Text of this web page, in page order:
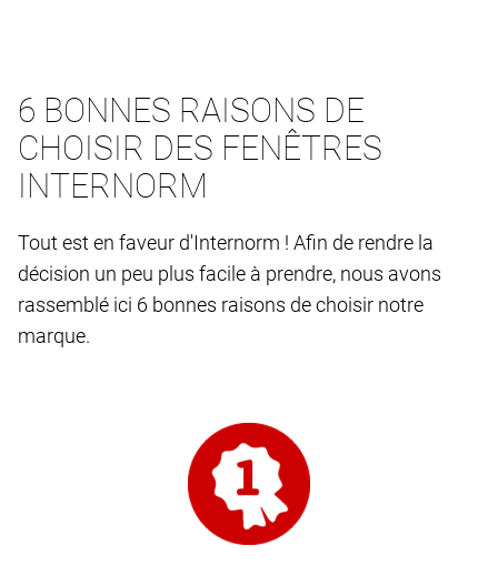
6 BONNES RAISONS DE
CHOISIR DES FENÊTRES
INTERNORM
Tout est en faveur d'Internorm ! Afin de rendre la
décision un peu plus facile à prendre, nous avons
rassemblé ici 6 bonnes raisons de choisir notre
marque.